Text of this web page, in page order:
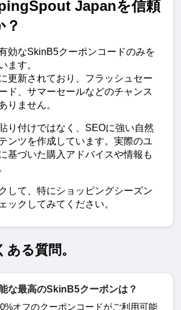
Japanを信頼
？
効なSkinB5クーポンコードのみを
ます。
更新されており、フラッシュセー
ド、サマーセールなどのチャンス
りません。
り付けではなく、SEOに強い自然
ンツを作成しています。実際のユ
基づいた購入アドバイスや情報も
して、特にショッピングシーズン
ックしてみてください。
る質問。
な最高のSkinB5クーポンは？
オフのクーポンコードがご利用可能